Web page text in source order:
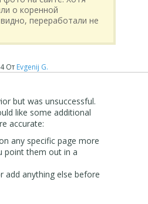
о коренной
переработали не
От Evgenij G.
but was unsuccessful.
like some additional
accurate:
any specific page more
point them out in a
add anything else before